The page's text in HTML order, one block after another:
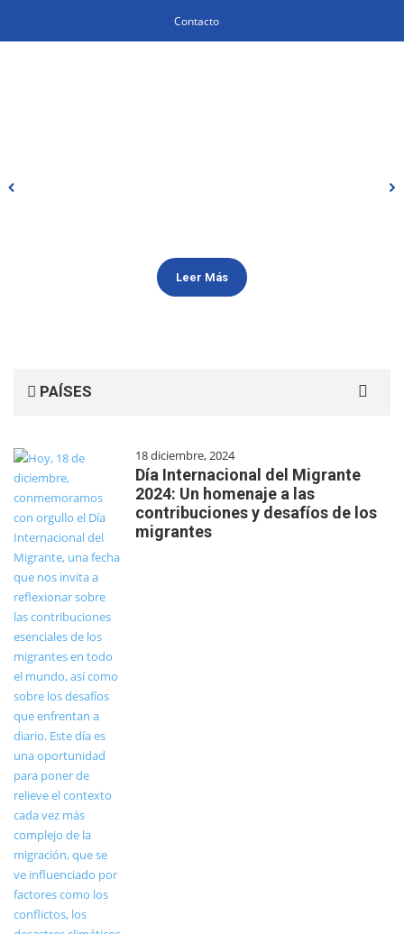
Contacto
Leer Más
PAÍSES
18 diciembre, 2024
Día Internacional del Migrante
2024: Un homenaje a las
contribuciones y desafíos de los
migrantes